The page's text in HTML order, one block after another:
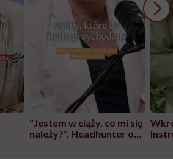
"Jestem w ciąży, co mi się
należy?". Headhunter o